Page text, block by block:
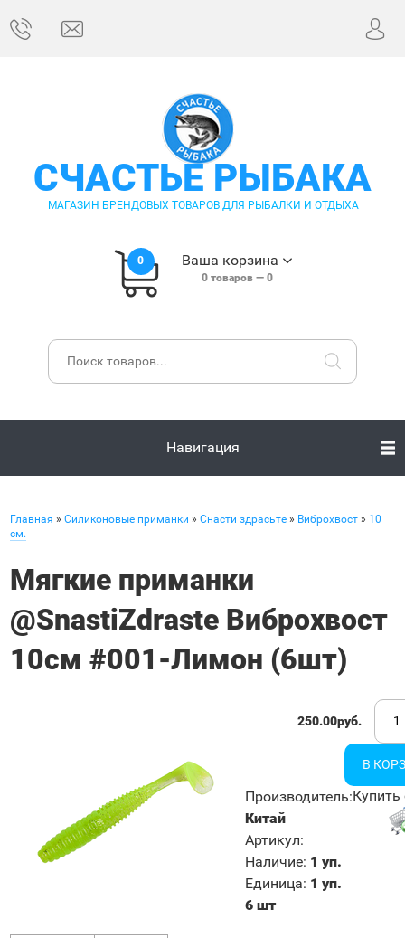
СЧАСТЬЕ РЫБАКА
МАГАЗИН БРЕНДОВЫХ ТОВАРОВ ДЛЯ РЫБАЛКИ И ОТДЫХА
0 Ваша корзина
0товаров — 0
Навигация
Главная » Силиконовые приманки » Снасти здрасьте » Виброхвост » 10
см.
Мягкие приманки
@SnastiZdraste Виброхвост
10см #001-Лимон (6шт)
250.00руб.
Производитель:
Китай
Артикул:
Наличие: 1 уп.
Единица: 1 уп.
6 шт
Купить